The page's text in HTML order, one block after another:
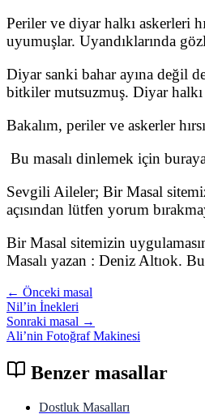
Periler ve diyar halkı askerleri
uyumuşlar. Uyandıklarında
Diyar sanki bahar ayına değil
bitkiler mutsuzmuş. Diyar
Bakalım, periler ve askerler
Bu masalı dinlemek için
Sevgili Aileler; Bir Masal
açısından lütfen yorum
Bir Masal sitemizin
Masalı yazan : Deniz Altıok.
← Önceki masal
Nil’in İnekleri
Sonraki masal →
Ali’nin Fotoğraf Makinesi
Benzer masallar
Dostluk Masalları